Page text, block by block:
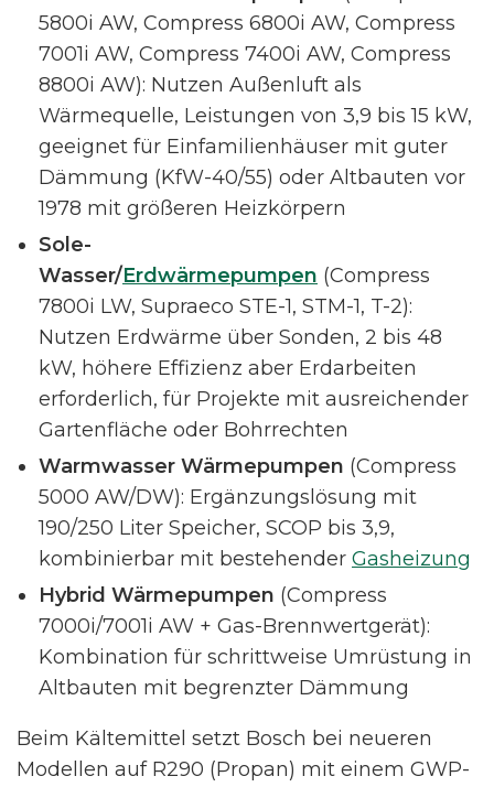
5800i AW, Compress 6800i AW, Compress
7001i AW, Compress 7400i AW, Compress
8800i AW): Nutzen Außenluft als
Wärmequelle, Leistungen von 3,9 bis 15 kW,
geeignet für Einfamilienhäuser mit guter
Dämmung (KfW-40/55) oder Altbauten vor
1978 mit größeren Heizkörpern
Sole-
Wasser/Erdwärmepumpen (Compress
7800i LW, Supraeco STE-1, STM-1, T-2):
Nutzen Erdwärme über Sonden, 2 bis 48
kW, höhere Effizienz aber Erdarbeiten
erforderlich, für Projekte mit ausreichender
Gartenfläche oder Bohrrechten
Warmwasser Wärmepumpen (Compress
5000 AW/DW): Ergänzungslösung mit
190/250 Liter Speicher, SCOP bis 3,9,
kombinierbar mit bestehender Gasheizung
Hybrid Wärmepumpen (Compress
7000i/7001i AW + Gas-Brennwertgerät):
Kombination für schrittweise Umrüstung in
Altbauten mit begrenzter Dämmung
Beim Kältemittel setzt Bosch bei neueren
Modellen auf R290 (Propan) mit einem GWP-